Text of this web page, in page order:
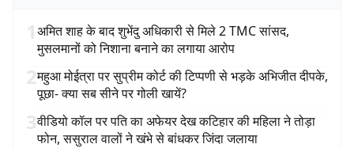
1अमित शाह के बाद शुभेंदु अधिकारी से मिले 2 TMC सांसद,
मुसलमानों को निशाना बनाने का लगाया आरोप
2महुआ मोईत्रा पर सुप्रीम कोर्ट की टिप्पणी से भड़के अभिजीत दीपके,
पूछा- क्या सब सीने पर गोली खायें?
3वीडियो कॉल पर पति का अफेयर देख कटिहार की महिला ने तोड़ा
फोन, ससुराल वालों ने खंभे से बांधकर जिंदा जलाया